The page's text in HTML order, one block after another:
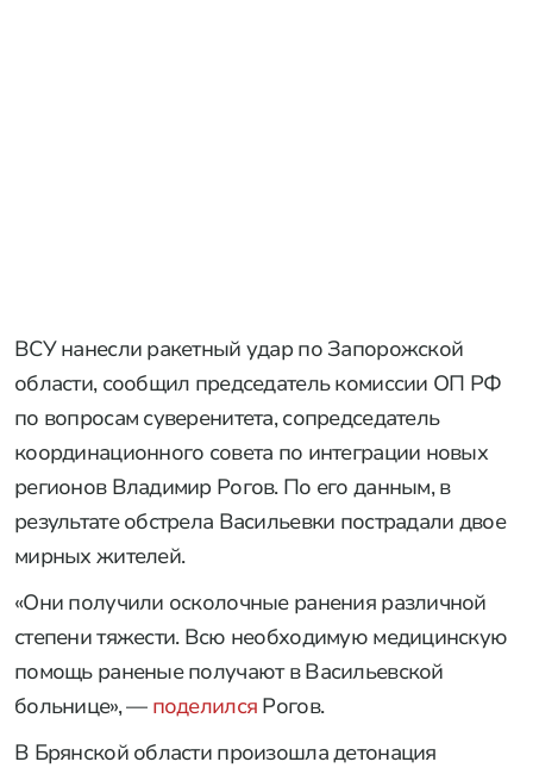
ВСУ нанесли ракетный удар по Запорожской
области, сообщил председатель комиссии ОП РФ
по вопросам суверенитета, сопредседатель
координационного совета по интеграции новых
регионов Владимир Рогов. По его данным, в
результате обстрела Васильевки пострадали двое
мирных жителей.
«Они получили осколочные ранения различной
степени тяжести. Всю необходимую медицинскую
помощь раненые получают в Васильевской
больнице», — поделился Рогов.
В Брянской области произошла детонация